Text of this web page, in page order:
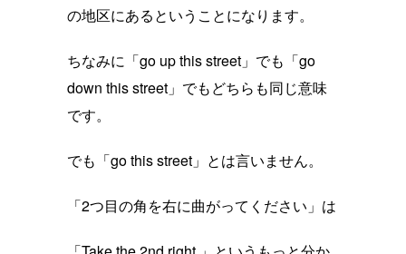
の地区にあるということになります。
ちなみに「go up this street」でも「go
down this street」でもどちらも同じ意味
です。
でも「go this street」とは言いません。
「2つ目の角を右に曲がってください」は